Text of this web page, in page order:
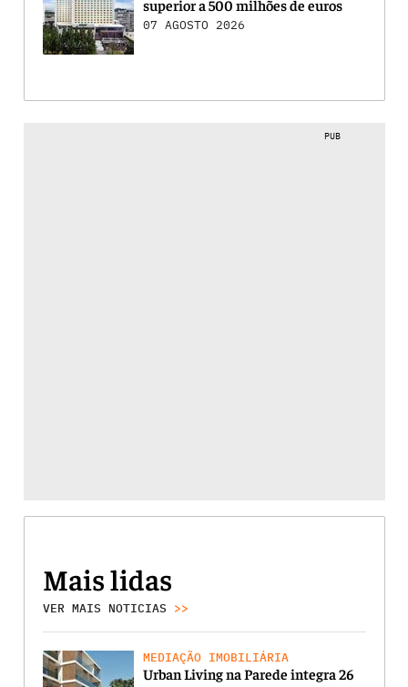
superior a 500 milhões de euros
07 AGOSTO 2026
PUB
Mais lidas
VER MAIS NOTICIAS >>
MEDIAÇÃO IMOBILIÁRIA
Urban Living na Parede integra 26